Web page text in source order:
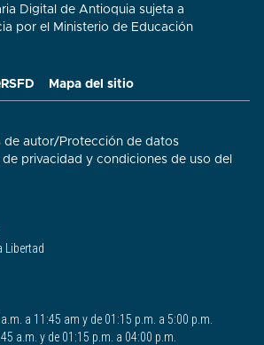
Mapa del sitio
de autor/ Protección de datos
de privacidad y condiciones de uso del
Libertad
a 11:45 am y de 01:15 p.m. a 5:00 p.m.
a.m. y de 01:15 p.m. a 04:00 p.m.
Digital de Antioquia sujeta a
por el Ministerio de Educación